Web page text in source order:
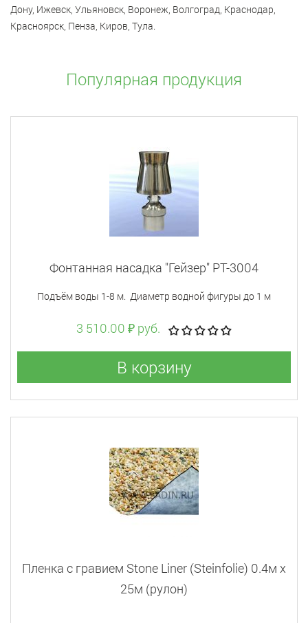
Дону, Ижевск, Ульяновск, Воронеж, Волгоград, Краснодар,
Красноярск, Пенза, Киров, Тула.
Популярная продукция
Фонтанная насадка "Гейзер" РТ-3004
Подъём воды 1-8 м. Диаметр водной фигуры до 1 м
3 510.00 ₽ руб.
В корзину
Пленка с гравием Stone Liner (Steinfolie) 0.4м x
25м (рулон)